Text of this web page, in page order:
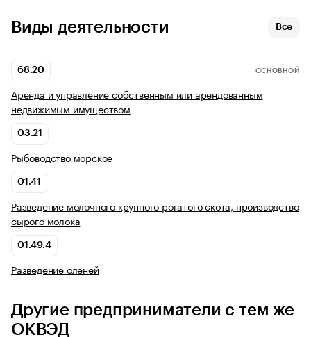
Виды деятельности Все
68.20 ОСНОВНОЙ
Аренда и управление собственным или арендованным
недвижимым имуществом
03.21
Рыбоводство морское
01.41
Разведение молочного крупного рогатого скота, производство
сырого молока
01.49.4
Разведение оленей
Другие предприниматели с тем же
ОКВЭД